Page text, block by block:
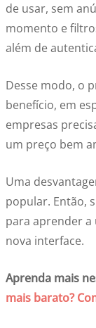
de usar, sem
momento e
além de
Desse modo, o
benefício, em
empresas
um preço bem
Uma
popular. Então,
para aprender a
nova interface.
Aprenda mais
mais barato?